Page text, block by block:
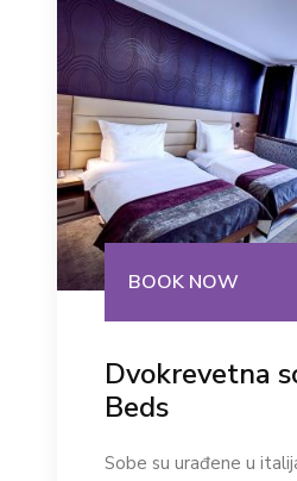
BOOK NOW
Dvokrevetna
Beds
Sobe su urađene u